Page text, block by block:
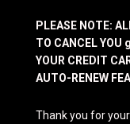
PLEASE NOTE:
TO CANCEL
YOUR CREDIT
AUTO-RENEW
Thank you for